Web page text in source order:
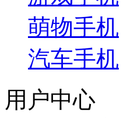
萌物手机
汽车手机
用户中心